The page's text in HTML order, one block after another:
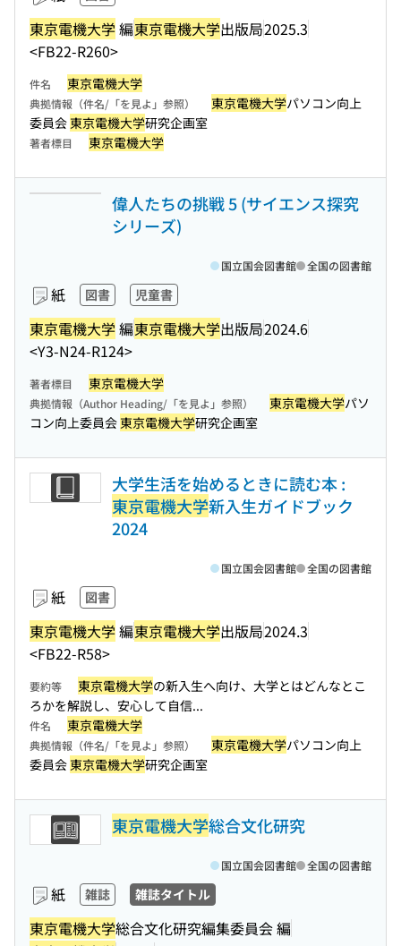
東京電機大学 編東京電機大学出版局2025.3
<FB22-R260>
件名 東京電機大学
典拠情報（件名/「を見よ」参照） 東京電機大学パソコン向上
委員会 東京電機大学研究企画室
著者標目 東京電機大学
偉人たちの挑戦 5 (サイエンス探究
シリーズ)
紙 図書 児童書
東京電機大学 編東京電機大学出版局2024.6
<Y3-N24-R124>
国立国会図書館 全国の図書館
著者標目 東京電機大学
典拠情報（Author Heading/「を見よ」参照） 東京電機大学パソ
コン向上委員会 東京電機大学研究企画室
大学生活を始めるときに読む本 :
東京電機大学新入生ガイドブック
2024
紙 図書
東京電機大学 編東京電機大学出版局2024.3
<FB22-R58>
国立国会図書館 全国の図書館
要約等 東京電機大学の新入生へ向け、大学とはどんなとこ
ろかを解説し、安心して自信...
件名 東京電機大学
典拠情報（件名/「を見よ」参照） 東京電機大学パソコン向上
委員会 東京電機大学研究企画室
東京電機大学総合文化研究
紙 雑誌 雑誌タイトル
東京電機大学総合文化研究編集委員会 編
国立国会図書館 全国の図書館